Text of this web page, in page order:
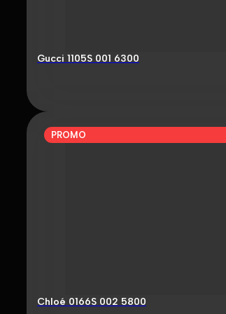
Gucci 1105S 001 6300
PROMO
Chloé 0166S 002 5800